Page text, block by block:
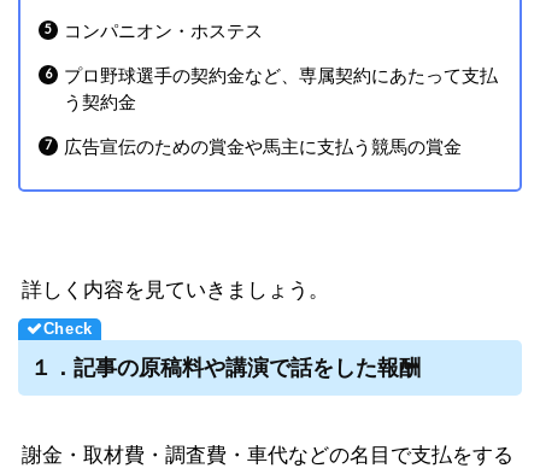
コンパニオン・ホステス
プロ野球選手の契約金など、専属契約にあたって支払
う契約金
広告宣伝のための賞金や馬主に支払う競馬の賞金
詳しく内容を見ていきましょう。
１．記事の原稿料や講演で話をした報酬
謝金・取材費・調査費・車代などの名目で支払をする